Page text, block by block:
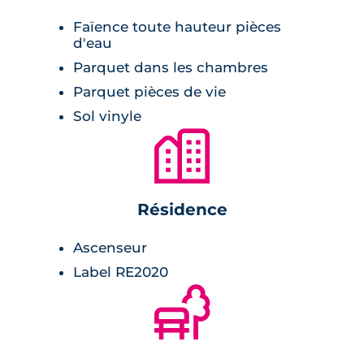
Faïence toute hauteur pièces
d'eau
Parquet dans les chambres
Parquet pièces de vie
Sol vinyle
🏙
Résidence
Ascenseur
Label RE2020
🌲